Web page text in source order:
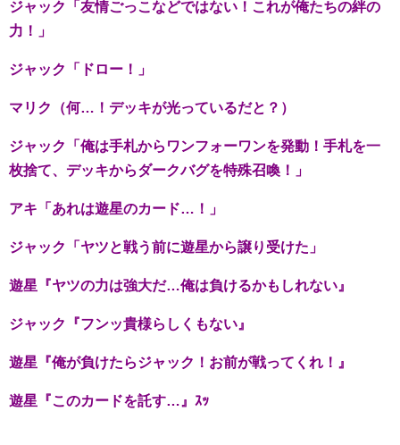
ジャック「友情ごっこなどではない！これが俺たちの絆の
力！」
ジャック「ドロー！」
マリク（何…！デッキが光っているだと？）
ジャック「俺は手札からワンフォーワンを発動！手札を一
枚捨て、デッキからダークバグを特殊召喚！」
アキ「あれは遊星のカード…！」
ジャック「ヤツと戦う前に遊星から譲り受けた」
遊星『ヤツの力は強大だ…俺は負けるかもしれない』
ジャック『フンッ貴様らしくもない』
遊星『俺が負けたらジャック！お前が戦ってくれ！』
遊星『このカードを託す…』ｽｯ